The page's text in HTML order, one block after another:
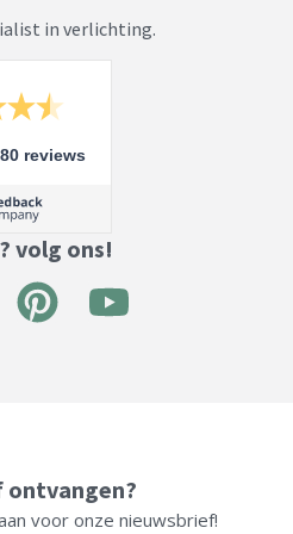
in verlichting.
reviews
volg ons!
P
r
Y
b
ontvangen?
voor onze nieuwsbrief!